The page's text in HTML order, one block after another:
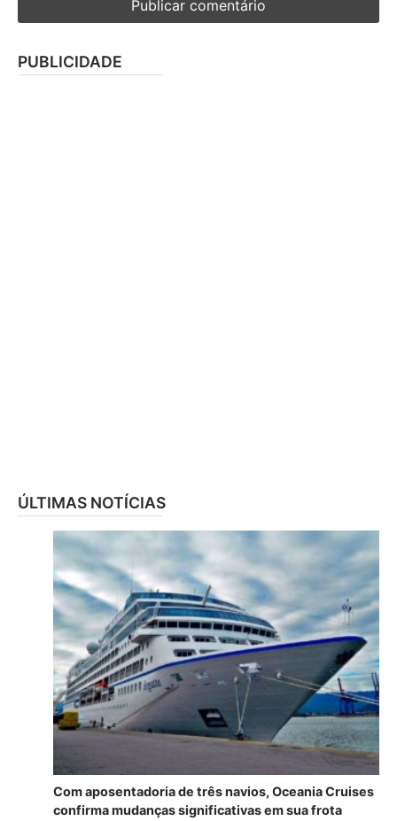
PUBLICIDADE
ÚLTIMAS NOTÍCIAS
Com aposentadoria de três navios, Oceania Cruises
confirma mudanças significativas em sua frota